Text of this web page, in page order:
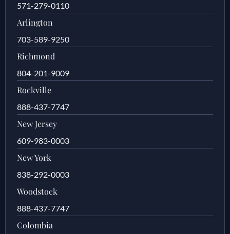
571-279-0110
Arlington
703-589-9250
Richmond
804-201-9009
Rockville
888-437-7747
New Jersey
609-983-0003
New York
838-292-0003
Woodstock
888-437-7747
Colombia